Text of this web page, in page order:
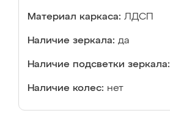
Материал каркаса: ЛДСП
Наличие зеркала: да
Наличие подсветки зеркала:
Наличие колес: нет